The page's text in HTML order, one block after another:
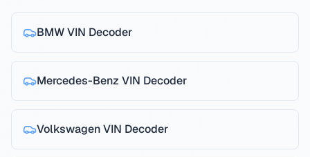
BMWVIN Decoder
Mercedes-Benz VIN Decoder
VolkswagenVIN Decoder